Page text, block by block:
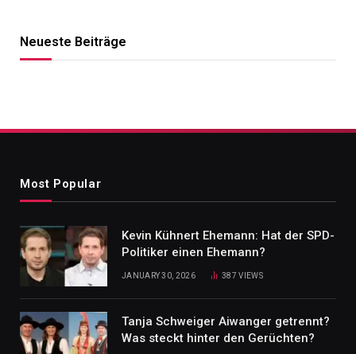
Neueste Beiträge
Most Popular
Kevin Kühnert Ehemann: Hat der SPD-
Politiker einen Ehemann?
JANUARY 30, 2026 387VIEWS
Tanja Schweiger Aiwanger getrennt?
Was steckt hinter den Gerüchten?